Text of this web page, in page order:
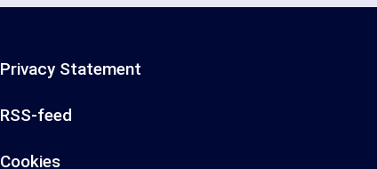
Privacy Statement
RSS-feed
Cookies